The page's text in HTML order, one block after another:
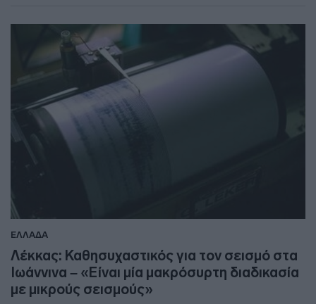
ΕΛΛΑΔΑ
Λέκκας: Καθησυχαστικός για τον σεισμό στα
Ιωάννινα – «Είναι μία μακρόσυρτη διαδικασία
με μικρούς σεισμούς»